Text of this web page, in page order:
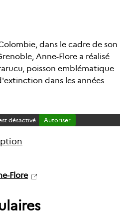
dans le cadre de son
Anne-Flore a réalisé
poisson emblématique
dans les années
désactivé. Autoriser
Flore